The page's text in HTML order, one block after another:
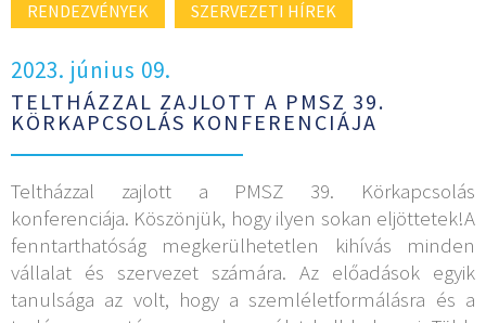
RENDEZVÉNYEK
SZERVEZETI HÍREK
2023. június 09.
TELTHÁZZAL ZAJLOTT A PMSZ 39.
KÖRKAPCSOLÁS KONFERENCIÁJA
Teltházzal zajlott a PMSZ 39. Körkapcsolás
konferenciája. Köszönjük, hogy ilyen sokan eljöttetek!A
fenntarthatóság megkerülhetetlen kihívás minden
vállalat és szervezet számára. Az előadások egyik
tanulsága az volt, hogy a szemléletformálásra és a